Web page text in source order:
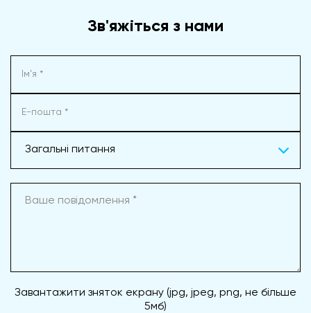
Зв'яжіться з нами
Загальні питання
Завантажити зняток екрану (jpg, jpeg, png, не більше
5мб)